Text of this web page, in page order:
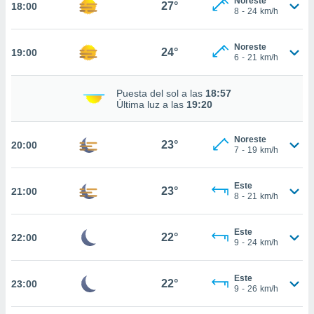
sitio
posible
traten tus
interés
a lo que
su
18:00 27°
8 - 24 km/h
19:00 24°
Noreste
6 - 21 km/h
Puesta del sol a las 18:57
Última luz a las 19:20
20:00 23°
Noreste
7 - 19 km/h
21:00 23°
Este
8 - 21 km/h
22:00 22°
Este
9 - 24 km/h
23:00 22°
Este
9 - 26 km/h